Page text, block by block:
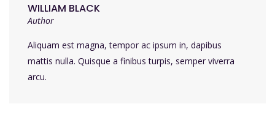
WILLIAM BLACK
Author
Aliquam est magna, tempor ac ipsum in, dapibus
mattis nulla. Quisque a finibus turpis, semper viverra
arcu.